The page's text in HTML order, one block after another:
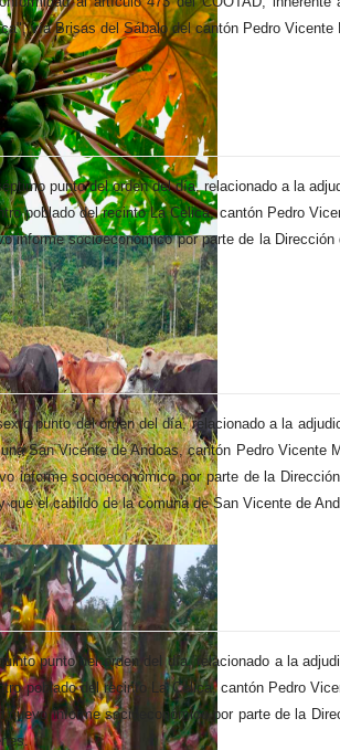
vía Brisas del Sábalo del cantón Pedro
punto del orden del día, relacionado a la
poblado del recinto La Celica, cantón Pedro
informe socioeconómico por parte de la
punto del orden del día, relacionado a la
San Vicente de Andoas, cantón Pedro
informe socioeconómico por parte de la
que el cabildo de la comuna de San Vicente de
punto del orden del día, relacionado a la
poblado del recinto La Celica, cantón Pedro
nuevo informe socioeconómico por parte de la